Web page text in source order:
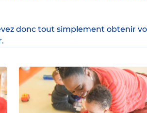
donc tout simplement obtenir